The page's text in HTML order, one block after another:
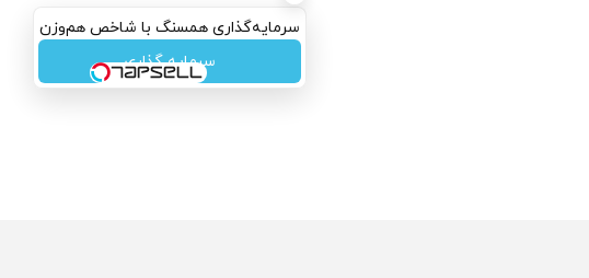
سرمایه‌گذاری همسنگ با شاخص هم‌وزن
سرمایه گذاری